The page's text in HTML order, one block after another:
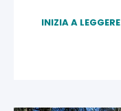
INIZIA A LEGGERE